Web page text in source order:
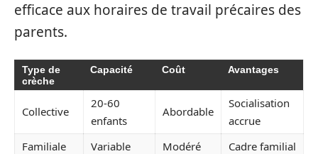
efficace aux horaires de travail précaires des
parents.
Type de
crèche
Capacité Coût Avantages
Collective
20-60
enfants
Abordable
Socialisation
accrue
Familiale
Variable Modéré
Cadre familial